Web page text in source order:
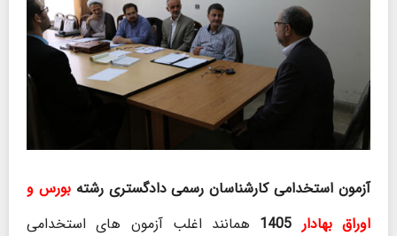
آزمون استخدامی کارشناسان رسمی دادگستری رشتهبورس و
اوراق بهادار
همانند اغلب آزمون های استخدامی